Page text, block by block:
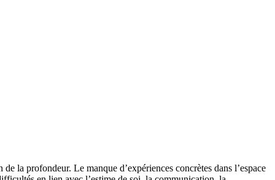
la profondeur. Le manque d’expériences concrètes dans l’espace